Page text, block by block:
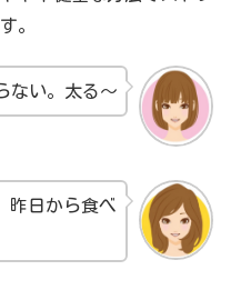
。
ない。太る～
昨日から食べ